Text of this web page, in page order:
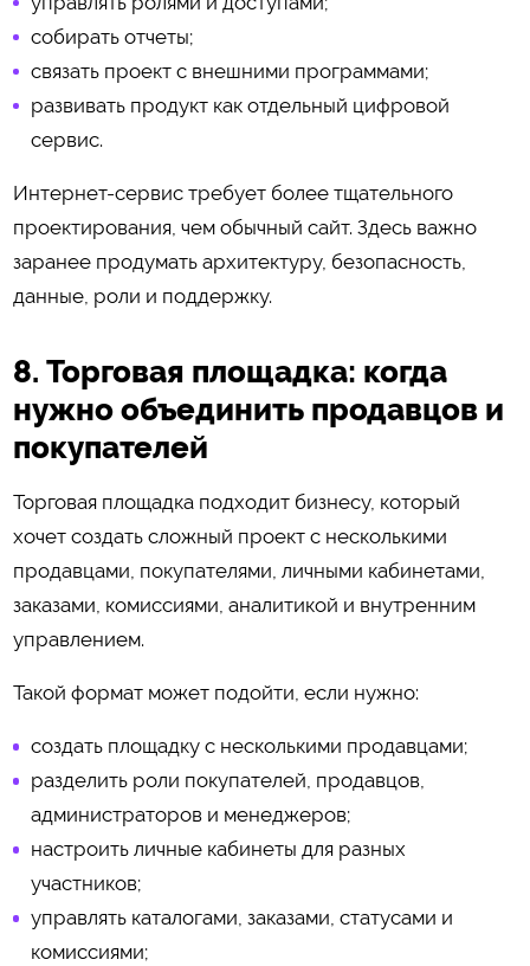
собирать отчеты;
связать проект с внешними программами;
развивать продукт как отдельный цифровой
сервис.
Интернет-сервис требует более тщательного
проектирования, чем обычный сайт. Здесь важно
заранее продумать архитектуру, безопасность,
данные, роли и поддержку.
8. Торговая площадка: когда
нужно объединить продавцов и
покупателей
Торговая площадка подходит бизнесу, который
хочет создать сложный проект с несколькими
продавцами, покупателями, личными кабинетами,
заказами, комиссиями, аналитикой и внутренним
управлением.
Такой формат может подойти, если нужно:
создать площадку с несколькими продавцами;
разделить роли покупателей, продавцов,
администраторов и менеджеров;
настроить личные кабинеты для разных
участников;
управлять каталогами, заказами, статусами и
комиссиями;